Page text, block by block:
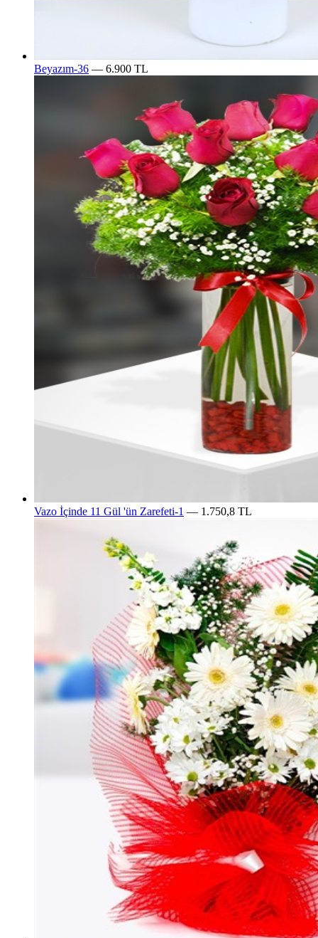
Beyazım-36 — 6.900 TL
Vazo İçinde 11 Gül 'ün Zarefeti-1 — 1.750,8 TL